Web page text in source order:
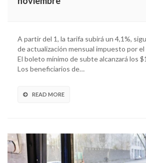
A partir del 1, la tarifa subirá un 4,1%,
de actualización mensual impuesto por
El boleto mínimo de subte alcanzará los
Los beneficiarios de…
READ MORE